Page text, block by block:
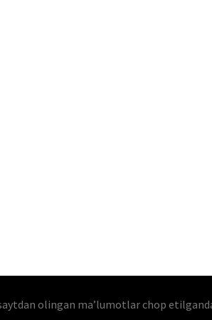
olingan maʼlumotlar chop